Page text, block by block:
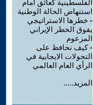
الفلسطينية كعائق أمام
استنهاض الحالة الوطنية
- خطرها الاستراتيجي
يفوق الخطر الإيراني
المزعوم
-كيف نحافظ على
التحولات الايجابية في
الرأي العام العالمي
المزيد.....